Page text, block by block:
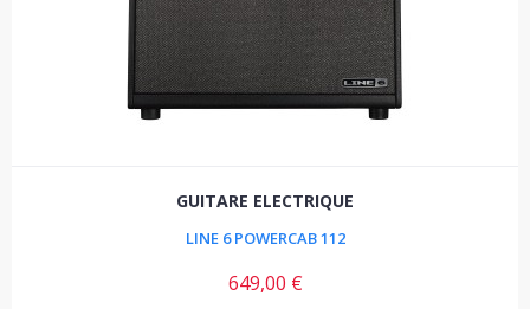
GUITARE ELECTRIQUE
LINE 6 POWERCAB 112
649,00 €